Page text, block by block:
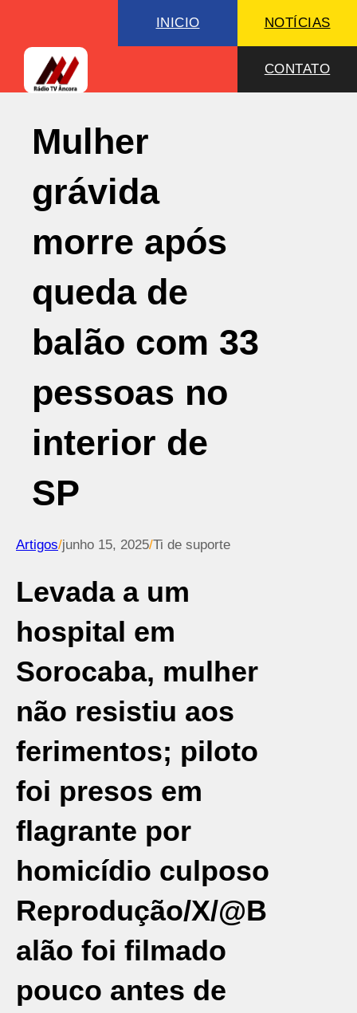
INICIO NOTÍCIAS
CONTATO
Mulher
grávida
morre após
queda de
balão com 33
pessoas no
interior de
SP
Artigos/junho 15, 2025/Ti de suporte
Levada a um
hospital em
Sorocaba, mulher
não resistiu aos
ferimentos; piloto
foi presos em
flagrante por
homicídio culposo
Reprodução/X/@B
alão foi filmado
pouco antes de